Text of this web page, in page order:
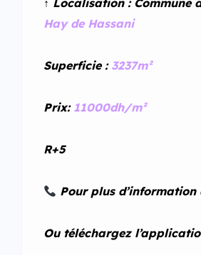
↑ Localisation : Commune
Hay de Hassani
Superficie : 3237m²
Prix: 11000dh/m²
R+5
Pour plus d’information
Ou téléchargez